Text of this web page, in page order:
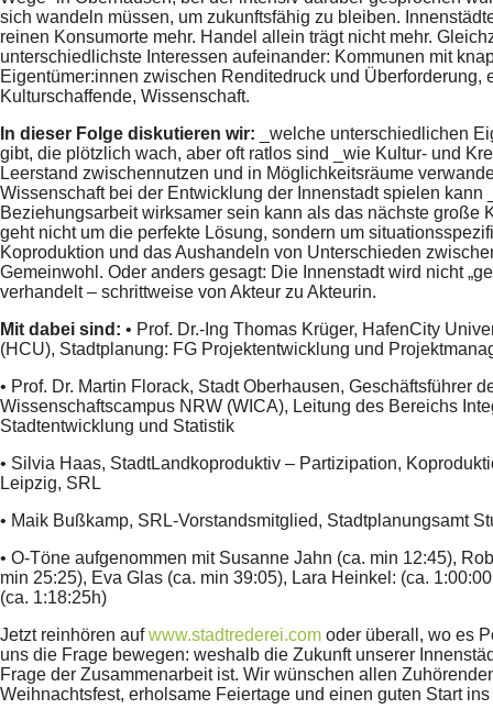
sich wandeln müssen, um zukunftsfähig zu bleiben.
reinen Konsumorte mehr. Handel allein trägt nicht mehr.
unterschiedlichste Interessen aufeinander: Kommunen mit
Eigentümer:innen zwischen Renditedruck und Überforderung,
Kulturschaffende, Wissenschaft.
In dieser Folge diskutieren wir: _welche unterschiedlichen
gibt, die plötzlich wach, aber oft ratlos sind _wie Kultur- und
Leerstand zwischennutzen und in Möglichkeitsräume
Wissenschaft bei der Entwicklung der Innenstadt spielen kann
Beziehungsarbeit wirksamer sein kann als das nächste große
geht nicht um die perfekte Lösung, sondern um
Koproduktion und das Aushandeln von Unterschieden
Gemeinwohl. Oder anders gesagt: Die Innenstadt wird nicht
verhandelt – schrittweise von Akteur zu Akteurin.
Mit dabei sind: • Prof. Dr.-Ing Thomas Krüger, HafenCity
(HCU), Stadtplanung: FG Projektentwicklung und
• Prof. Dr. Martin Florack, Stadt Oberhausen, Geschäftsführer
Wissenschaftscampus NRW (WICA), Leitung des Bereichs
Stadtentwicklung und Statistik
• Silvia Haas, StadtLandkoproduktiv – Partizipation,
Leipzig, SRL
• Maik Bußkamp, SRL-Vorstandsmitglied, Stadtplanungsamt
• O-Töne aufgenommen mit Susanne Jahn (ca. min 12:45),
min 25:25), Eva Glas (ca. min 39:05), Lara Heinkel: (ca.
(ca. 1:18:25h)
Jetzt reinhören aufwww.stadtrederei.com oder überall, wo es
uns die Frage bewegen: weshalb die Zukunft unserer
Frage der Zusammenarbeit ist. Wir wünschen allen
Weihnachtsfest, erholsame Feiertage und einen guten Start